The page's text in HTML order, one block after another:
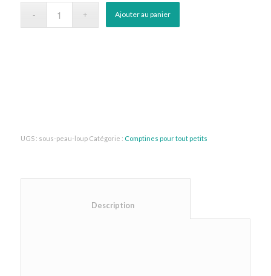
Ajouter au panier
UGS : sous-peau-loup Catégorie : Comptines pour tout petits
						Description